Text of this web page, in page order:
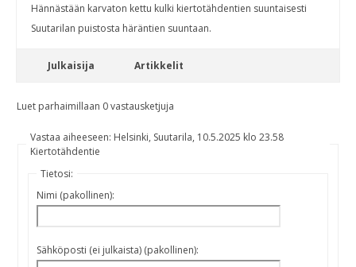
Hännästään karvaton kettu kulki kiertotähdentien suuntaisesti
Suutarilan puistosta häräntien suuntaan.
Julkaisija Artikkelit
Luet parhaimillaan 0 vastausketjuja
Vastaa aiheeseen: Helsinki, Suutarila, 10.5.2025 klo 23.58
Kiertotähdentie
Tietosi:
Nimi (pakollinen):
Sähköposti (ei julkaista) (pakollinen):